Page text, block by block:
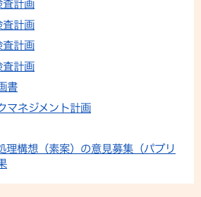
計画
計画
計画
計画
書
マネジメント計画
理構想（素案）の意見募集（パブリ